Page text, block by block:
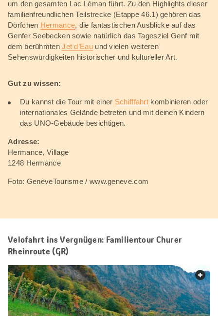
um den gesamten Lac Léman führt. Zu den Highlights dieser
familienfreundlichen Teilstrecke (Etappe 46.1) gehören das
Dörfchen Hermance, die fantastischen Ausblicke auf das
Genfer Seebecken sowie natürlich das Tagesziel Genf mit
dem berühmtenJet d’Eauund vielen weiteren
Sehenswürdigkeiten historischer und kultureller Art.
Gut zu wissen:
Du kannst die Tour mit einer Schifffahrt kombinieren oder
internationales Gelände betreten und mit deinen Kindern
das UNO-Gebäude besichtigen.
Adresse:
Hermance, Village
1248 Hermance
Foto: GenèveTourisme / www.geneve.com
Velofahrt ins Vergnügen: Familientour Churer
Rheinroute (GR)